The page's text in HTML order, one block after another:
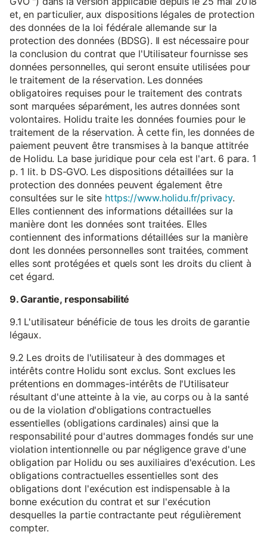
et, en particulier, aux dispositions légales de protection
des données de la loi fédérale allemande sur la
protection des données (BDSG). Il est nécessaire pour
la conclusion du contrat que l'Utilisateur fournisse ses
données personnelles, qui seront ensuite utilisées pour
le traitement de la réservation. Les données
obligatoires requises pour le traitement des contrats
sont marquées séparément, les autres données sont
volontaires. Holidu traite les données fournies pour le
traitement de la réservation. À cette fin, les données de
paiement peuvent être transmises à la banque attitrée
de Holidu. La base juridique pour cela est l'art. 6 para. 1
p. 1 lit. b DS-GVO. Les dispositions détaillées sur la
protection des données peuvent également être
consultées sur le site https://www.holidu.fr/privacy.
Elles contiennent des informations détaillées sur la
manière dont les données sont traitées. Elles
contiennent des informations détaillées sur la manière
dont les données personnelles sont traitées, comment
elles sont protégées et quels sont les droits du client à
cet égard.
9. Garantie, responsabilité
9.1 L'utilisateur bénéficie de tous les droits de garantie
légaux.
9.2 Les droits de l'utilisateur à des dommages et
intérêts contre Holidu sont exclus. Sont exclues les
prétentions en dommages-intérêts de l'Utilisateur
résultant d'une atteinte à la vie, au corps ou à la santé
ou de la violation d'obligations contractuelles
essentielles (obligations cardinales) ainsi que la
responsabilité pour d'autres dommages fondés sur une
violation intentionnelle ou par négligence grave d'une
obligation par Holidu ou ses auxiliaires d'exécution. Les
obligations contractuelles essentielles sont des
obligations dont l'exécution est indispensable à la
bonne exécution du contrat et sur l'exécution
desquelles la partie contractante peut régulièrement
compter.